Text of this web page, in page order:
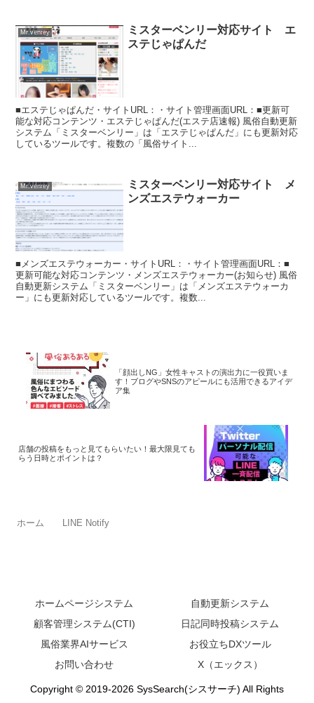
Mr.venrey
ミスターベンリー対応サイト エ
ステじゃぱんだ
■エステじゃぱんだ・サイトURL：・サイト管理画面URL：■更新可
能な対応コンテンツ・エステじゃぱんだ(エステ店速報) 風俗自動更新
システム「ミスターベンリー」は「エステじゃぱんだ」にも更新対応
しているツールです。複数の「風俗サイト...
Mr.venrey
ミスターベンリー対応サイト メ
ンズエステウォーカー
■メンズエステウォーカー・サイトURL：・サイト管理画面URL：■
更新可能な対応コンテンツ・メンズエステウォーカー(お知らせ) 風俗
自動更新システム「ミスターベンリー」は「メンズエステウォーカ
ー」にも更新対応しているツールです。複数...
「顔出しNG」女性キャストの演出力に一役買いま
す！ブログやSNSのアピールにも活用できるアイデ
ア集
店舗の投稿をもっと見てもらいたい！最大限見ても
らう日時とポイントは？
ホーム LINE Notify
ホームページシステム
自動更新システム
顧客管理システム(CTI)
日記同時投稿システム
風俗業界AIサービス
お役立ちDXツール
お問い合わせ
X（エックス）
Copyright © 2019-2026 SysSearch(シスサーチ) All Rights